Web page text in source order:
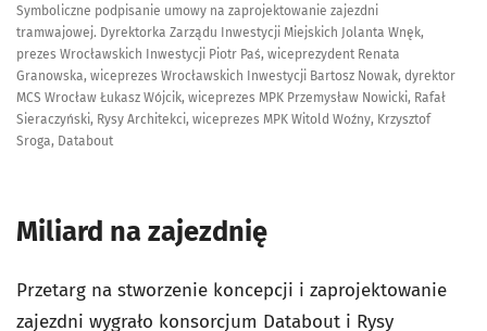
Symboliczne podpisanie umowy na zaprojektowanie zajezdni
tramwajowej. Dyrektorka Zarządu Inwestycji Miejskich Jolanta Wnęk,
prezes Wrocławskich Inwestycji Piotr Paś, wiceprezydent Renata
Granowska, wiceprezes Wrocławskich Inwestycji Bartosz Nowak, dyrektor
MCS Wrocław Łukasz Wójcik, wiceprezes MPK Przemysław Nowicki, Rafał
Sieraczyński, Rysy Architekci, wiceprezes MPK Witold Woźny, Krzysztof
Sroga, Databout
Miliard na zajezdnię
Przetarg na stworzenie koncepcji i zaprojektowanie
zajezdni wygrało konsorcjum Databout i Rysy